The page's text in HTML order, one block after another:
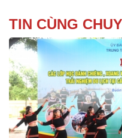
TIN CÙNG